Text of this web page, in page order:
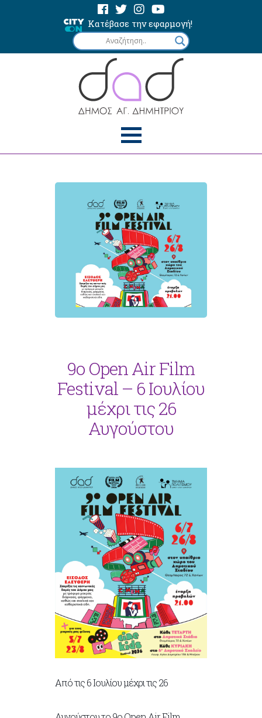
Κατέβασε την εφαρμογή!
9ο Open Air Film
Festival – 6 Ιουλίου
μέχρι τις 26
Αυγούστου
Από τις 6 Ιουλίου μέχρι τις 26